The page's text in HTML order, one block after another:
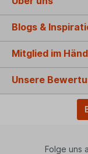
Blogs &
Mitglied im
Unsere
Folge uns